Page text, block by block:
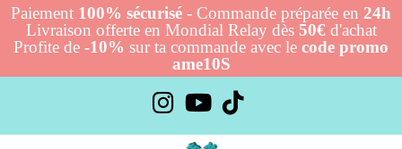
Paiement 100% sécurisé - Commande préparée en 24h
Livraison offerte en Mondial Relay dès 50€d'achat
Profite de -10% sur ta commande avec le code promo
ame10S
content